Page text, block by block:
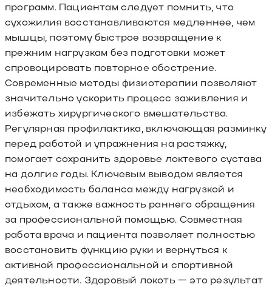
программ. Пациентам следует помнить, что
сухожилия восстанавливаются медленнее, чем
мышцы, поэтому быстрое возвращение к
прежним нагрузкам без подготовки может
спровоцировать повторное обострение.
Современные методы физиотерапии позволяют
значительно ускорить процесс заживления и
избежать хирургического вмешательства.
Регулярная профилактика, включающая разминку
перед работой и упражнения на растяжку,
помогает сохранить здоровье локтевого сустава
на долгие годы. Ключевым выводом является
необходимость баланса между нагрузкой и
отдыхом, а также важность раннего обращения
за профессиональной помощью. Совместная
работа врача и пациента позволяет полностью
восстановить функцию руки и вернуться к
активной профессиональной и спортивной
деятельности. Здоровый локоть — это результат